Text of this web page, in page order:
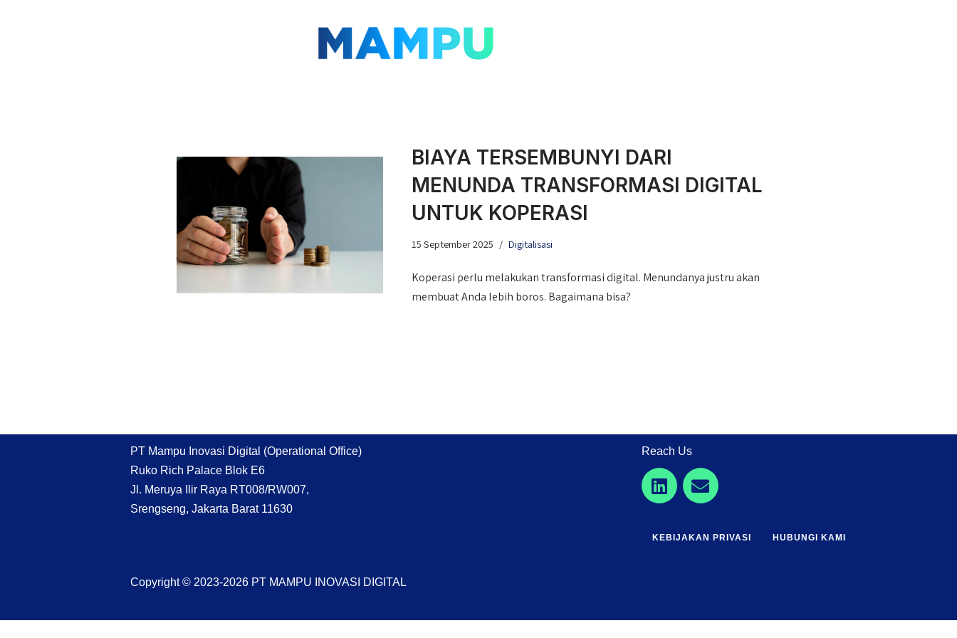
BIAYA TERSEMBUNYI DARI
MENUNDA TRANSFORMASI DIGITAL
UNTUK KOPERASI
15 September 2025 Digitalisasi
Koperasi perlu melakukan transformasi digital. Menundanya justru akan
membuat Anda lebih boros. Bagaimana bisa?
PT Mampu Inovasi Digital (Operational Office)
Ruko Rich Palace Blok E6
Jl. Meruya Ilir Raya RT008/RW007,
Srengseng, Jakarta Barat 11630
Reach Us
KEBIJAKAN PRIVASI HUBUNGI KAMI
Copyright © 2023-2026 PT MAMPU INOVASI DIGITAL